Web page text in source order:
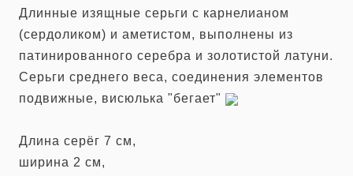
Длинные изящные серьги с карнелианом
(сердоликом) и аметистом, выполнены из
патинированного серебра и золотистой латуни.
Серьги среднего веса, соединения элементов
подвижные, висюлька "бегает"
Длина серёг 7 см,
ширина 2 см,